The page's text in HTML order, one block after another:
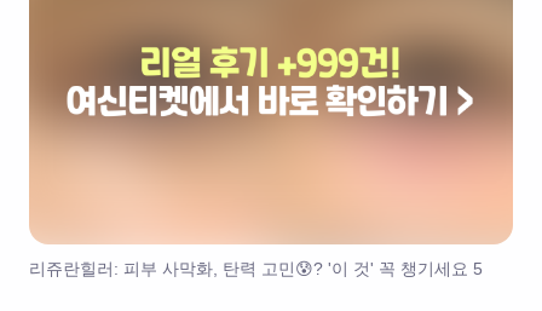
리쥬란힐러: 피부 사막화, 탄력 고민😰? '이 것' 꼭 챙기세요 5